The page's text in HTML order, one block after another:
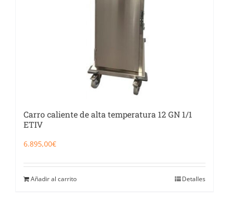
Carro caliente de alta temperatura 12 GN 1/1
ETIV
6.895,00€
Añadir al carrito Detalles